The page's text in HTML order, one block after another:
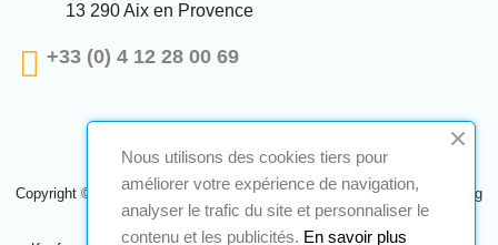
13 290 Aix en Provence
+33 (0) 4 12 28 00 69
Copyright © 2024 A2S ATEX. Alle Rechte vorbehalten. Eine Realisierung
Navilog
Nous utilisons des cookies tiers pour
améliorer votre expérience de navigation,
analyser le trafic du site et personnaliser le
contenu et les publicités. En savoir plus